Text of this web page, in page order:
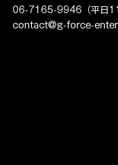
06-7165-9946（平日
contact@g-force-